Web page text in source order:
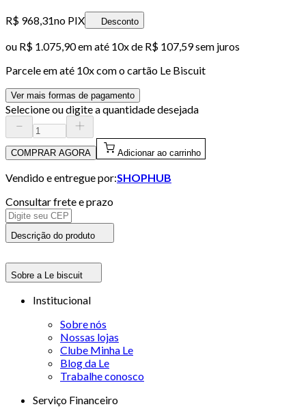
R$ 968,31no PIX Desconto
ou R$ 1.075,90em até 10x de R$ 107,59 sem juros
Parcele em até 10x com o cartão Le Biscuit
Ver mais formas de pagamento
Selecione ou digite a quantidade desejada
COMPRAR AGORA Adicionar ao carrinho
Vendido e entregue por:SHOPHUB
Consultar frete e prazo
Descrição do produto
Sobre a Le biscuit
Institucional
Sobre nós
Nossas lojas
Clube Minha Le
Blog da Le
Trabalhe conosco
Serviço Financeiro